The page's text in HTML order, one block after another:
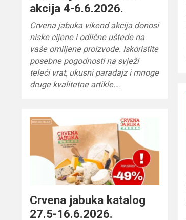
akcija 4-6.6.2026.
Crvena jabuka vikend akcija donosi
niske cijene i odlične uštede na
vaše omiljene proizvode. Iskoristite
posebne pogodnosti na svježi
teleći vrat, ukusni paradajz i mnoge
druge kvalitetne artikle….
Crvena jabuka katalog
27.5-16.6.2026.